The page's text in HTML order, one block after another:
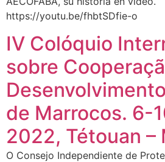
https://youtu.be/fhbtSDfie-o
IV Colóquio
sobre
de Marrocos. 6-
2022, Tétouan –
O Consejo Independiente de